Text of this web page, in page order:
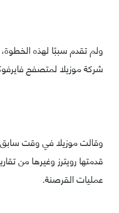
ولم تقدم سببًا لهذه
شركة موزيلا لمتصفح
وقالت موزيلا في وقت سابق
قدمتها رويترز وغيرها من
عمليات القرصنة.